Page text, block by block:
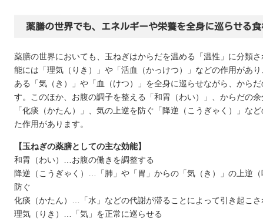
薬膳の世界でも、エネルギーや栄養を全身に巡らせる食
薬膳の世界においても、玉ねぎはからだを温める「温性」に分類
能には「理気（りき）」や「活血（かっけつ）」などの作用があ
ある「気（き）」や「血（けつ）」を全身に巡らせながら、から
す。このほか、お腹の調子を整える「和胃（わい）」、からだの
「化痰（かたん）」、気の上逆を防ぐ「降逆（こうぎゃく）」な
た作用があります。
【玉ねぎの薬膳としての主な効能】
和胃（わい）…お腹の働きを調整する
降逆（こうぎゃく）…「肺」や「胃」からの「気（き）」の上逆
防ぐ
化痰（かたん）…「水」などの代謝が滞ることによって引き起こ
理気（りき）…「気」を正常に巡らせる